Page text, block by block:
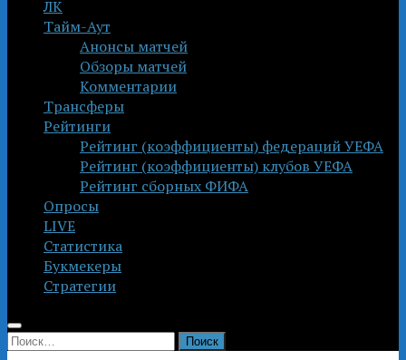
ЛК
Тайм-Аут
Анонсы матчей
Обзоры матчей
Комментарии
Трансферы
Рейтинги
Рейтинг (коэффициенты) федераций УЕФА
Рейтинг (коэффициенты) клубов УЕФА
Рейтинг сборных ФИФА
Опросы
LIVE
Статистика
Букмекеры
Стратегии
Найти: